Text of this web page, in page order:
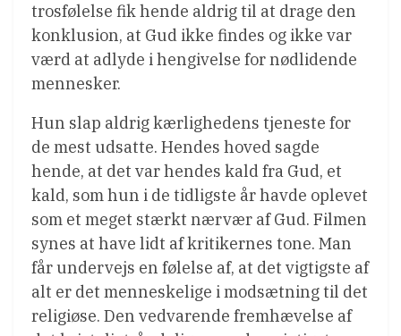
trosfølelse fik hende aldrig til at drage den
konklusion, at Gud ikke findes og ikke var
værd at adlyde i hengivelse for nødlidende
mennesker.
Hun slap aldrig kærlighedens tjeneste for
de mest udsatte. Hendes hoved sagde
hende, at det var hendes kald fra Gud, et
kald, som hun i de tidligste år havde oplevet
som et meget stærkt nærvær af Gud. Filmen
synes at have lidt af kritikernes tone. Man
får undervejs en følelse af, at det vigtigste af
alt er det menneskelige i modsætning til det
religiøse. Den vedvarende fremhævelse af